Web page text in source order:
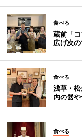
食べる
蔵前「
広げ次
食べる
浅草・
内の器
食べる